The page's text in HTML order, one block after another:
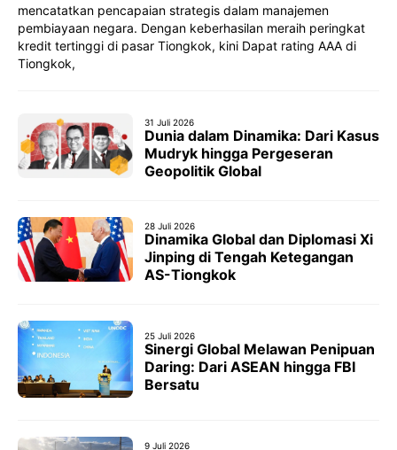
mencatatkan pencapaian strategis dalam manajemen
pembiayaan negara. Dengan keberhasilan meraih peringkat
kredit tertinggi di pasar Tiongkok, kini Dapat rating AAA di
Tiongkok,
31 Juli 2026
Dunia dalam Dinamika: Dari Kasus
Mudryk hingga Pergeseran
Geopolitik Global
28 Juli 2026
Dinamika Global dan Diplomasi Xi
Jinping di Tengah Ketegangan
AS-Tiongkok
25 Juli 2026
Sinergi Global Melawan Penipuan
Daring: Dari ASEAN hingga FBI
Bersatu
9 Juli 2026